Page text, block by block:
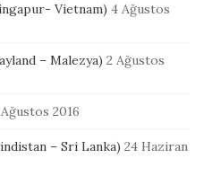
Vietnam) 4 Ağustos
– Malezya) 2 Ağustos
2016
– Sri Lanka) 24 Haziran